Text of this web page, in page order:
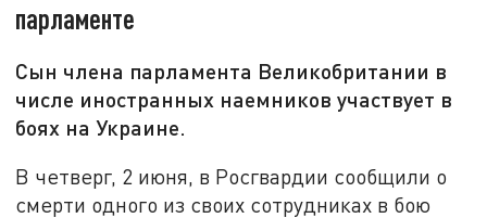
парламенте
Сын члена парламента Великобритании в
числе иностранных наемников участвует в
боях на Украине.
В четверг, 2 июня, в Росгвардии сообщили о
смерти одного из своих сотрудниках в бою